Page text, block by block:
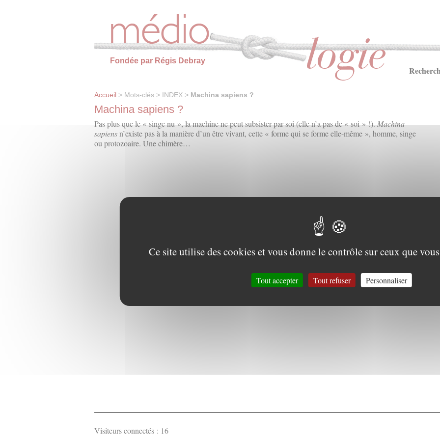
Fondée par Régis Debray
Accueil > Mots-clés > INDEX > Machina sapiens ?
Machina sapiens ?
Pas plus que le « singe nu », la machine ne peut subsister par soi (elle n’a pas de « soi » !).Machina
sapiensn’existe pas à la manière d’un être vivant, cette « forme qui se forme elle-même », homme, singe
ou protozoaire. Une chimère…
Visiteurs connectés : 16
Ce site utilise des cookies et vous donne le contrôle sur ceux que
Tout accepter Tout refuser Personnaliser